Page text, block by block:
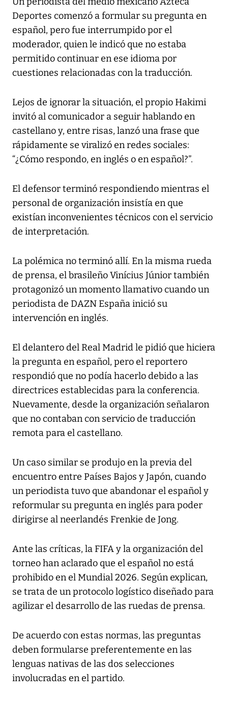
Deportes comenzó a formular su pregunta en
español, pero fue interrumpido por el
moderador, quien le indicó que no estaba
permitido continuar en ese idioma por
cuestiones relacionadas con la traducción.
Lejos de ignorar la situación, el propio Hakimi
invitó al comunicador a seguir hablando en
castellano y, entre risas, lanzó una frase que
rápidamente se viralizó en redes sociales:
“¿Cómo respondo, en inglés o en español?”.
El defensor terminó respondiendo mientras el
personal de organización insistía en que
existían inconvenientes técnicos con el servicio
de interpretación.
La polémica no terminó allí. En la misma rueda
de prensa, el brasileño Vinícius Júnior también
protagonizó un momento llamativo cuando un
periodista de DAZN España inició su
intervención en inglés.
El delantero del Real Madrid le pidió que hiciera
la pregunta en español, pero el reportero
respondió que no podía hacerlo debido a las
directrices establecidas para la conferencia.
Nuevamente, desde la organización señalaron
que no contaban con servicio de traducción
remota para el castellano.
Un caso similar se produjo en la previa del
encuentro entre Países Bajos y Japón, cuando
un periodista tuvo que abandonar el español y
reformular su pregunta en inglés para poder
dirigirse al neerlandés Frenkie de Jong.
Ante las críticas, la FIFA y la organización del
torneo han aclarado que el español no está
prohibido en el Mundial 2026. Según explican,
se trata de un protocolo logístico diseñado para
agilizar el desarrollo de las ruedas de prensa.
De acuerdo con estas normas, las preguntas
deben formularse preferentemente en las
lenguas nativas de las dos selecciones
involucradas en el partido.